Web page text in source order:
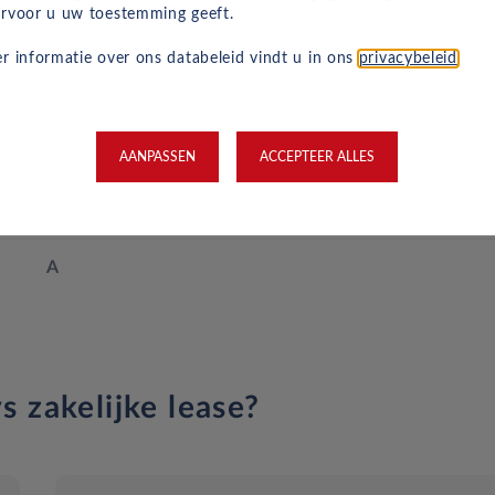
A
zakelijke lease?
u uw toestemming geeft.
informatie over ons databeleid vindt u in ons privacybeleid
AANPASSEN ACCEPTEER ALLES